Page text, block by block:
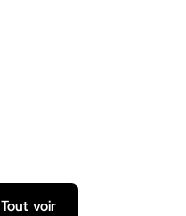
Tout voir
Tout voir